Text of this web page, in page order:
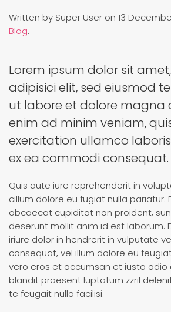
Written by Super User on 13
Blog.
Lorem ipsum dolor sit
adipisici elit, sed eiusmod
ut labore et dolore magna
enim ad minim veniam,
exercitation ullamco
ex ea commodi consequat.
Quis aute iure reprehenderit in
cillum dolore eu fugiat nulla pariatur.
obcaecat cupiditat non proident,
deserunt mollit anim id est laborum.
iriure dolor in hendrerit in vulputate
consequat, vel illum dolore eu
vero eros et accumsan et iusto odio
blandit praesent luptatum zzril
te feugait nulla facilisi.